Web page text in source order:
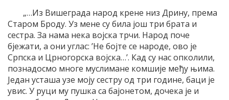
„…Из Вишеграда народ крене низ Дрину, према
Старом Броду. Уз мене су била још три брата и
сестра. За нама нека војска трчи. Народ поче
бјежати, а они углас: ’Не бојте се народе, ово је
Српска и Црногорска војска…’. Кад су нас опколили,
познадосмо многе муслимане комшије међу њима.
Један усташа узе моју сестру од три године, баци је
увис. У руци му пушка са бајонетом, дочека је и